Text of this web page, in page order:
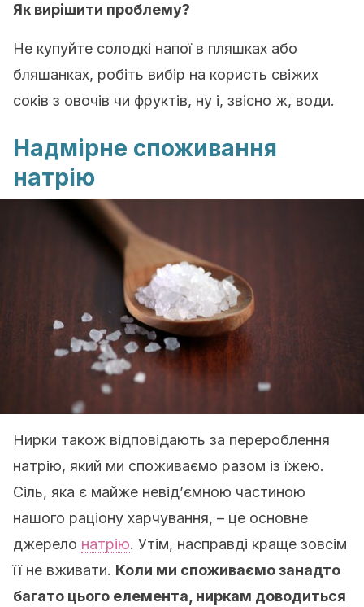
Як вирішити проблему?
Не купуйте солодкі напої в пляшках або
бляшанках, робіть вибір на користь свіжих
соків з овочів чи фруктів, ну і, звісно ж, води.
Надмірне споживання
натрію
Нирки також відповідають за перероблення
натрію, який ми споживаємо разом із їжею.
Сіль, яка є майже невід’ємною частиною
нашого раціону харчування, – це основне
джерело натрію. Утім, насправді краще зовсім
її не вживати. Коли ми споживаємо занадто
багато цього елемента, ниркам доводиться